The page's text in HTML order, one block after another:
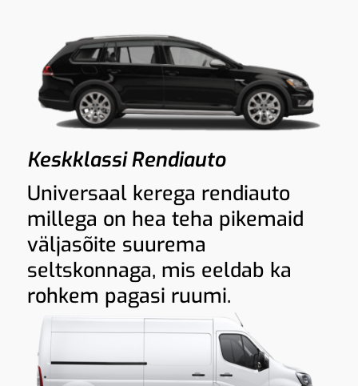
Keskklassi Rendiauto
Universaal kerega rendiauto
millega on hea teha pikemaid
väljasõite suurema
seltskonnaga, mis eeldab ka
rohkem pagasi ruumi.